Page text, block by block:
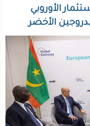
الأوروبي
الأخضر